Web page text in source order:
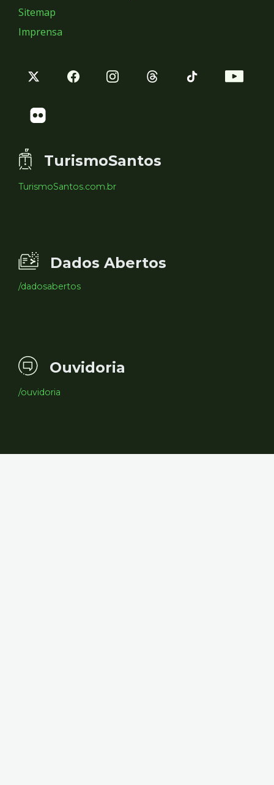
Sitemap
Imprensa
TurismoSantos
TurismoSantos.com.br
Dados Abertos
/dadosabertos
Ouvidoria
/ouvidoria